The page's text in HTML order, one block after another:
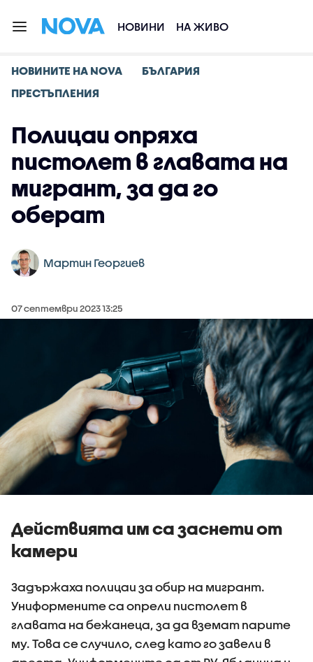
НОВИНИ НА ЖИВО
НОВИНИТЕ НА NOVA
БЪЛГАРИЯ
ПРЕСТЪПЛЕНИЯ
Полицаи опряха
пистолет в главата на
мигрант, за да го
оберат
Мартин Георгиев
07 септември 2023 13:25
Действията им са заснети от
камери
Задържаха полицаи за обир на мигрант.
Униформените са опрели пистолет в
главата на бежанеца, за да вземат парите
му. Това се случило, след като го завели в